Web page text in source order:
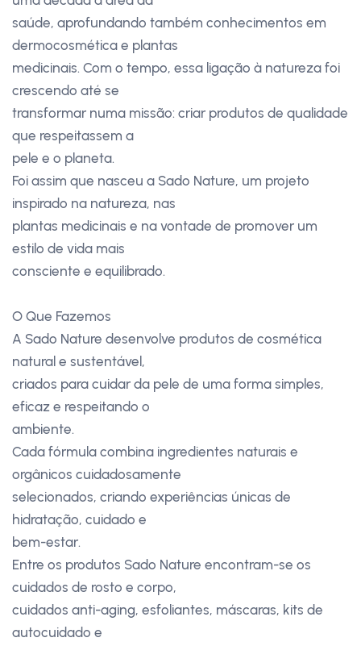
saúde, aprofundando também conhecimentos em
dermocosmética e plantas
medicinais. Com o tempo, essa ligação à natureza foi
crescendo até se
transformar numa missão: criar produtos de qualidade
que respeitassem a
pele e o planeta.
Foi assim que nasceu a Sado Nature, um projeto
inspirado na natureza, nas
plantas medicinais e na vontade de promover um
estilo de vida mais
consciente e equilibrado.
O Que Fazemos
A Sado Nature desenvolve produtos de cosmética
natural e sustentável,
criados para cuidar da pele de uma forma simples,
eficaz e respeitando o
ambiente.
Cada fórmula combina ingredientes naturais e
orgânicos cuidadosamente
selecionados, criando experiências únicas de
hidratação, cuidado e
bem-estar.
Entre os produtos Sado Nature encontram-se os
cuidados de rosto e corpo,
cuidados anti-aging, esfoliantes, máscaras, kits de
autocuidado e